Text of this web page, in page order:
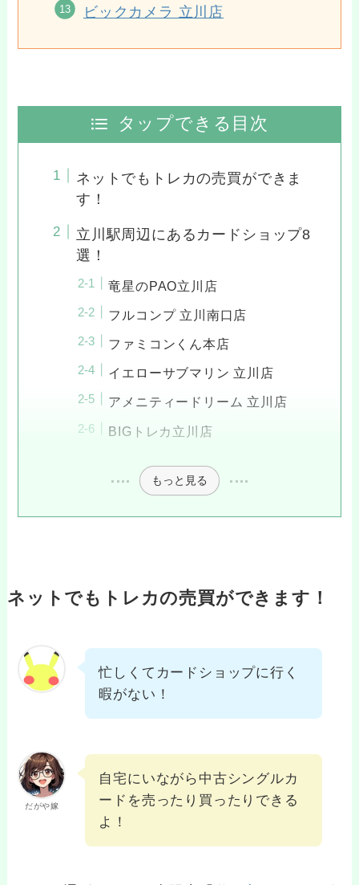
ビックカメラ 立川店
タップできる目次
ネットでもトレカの売買ができま
す！
立川駅周辺にあるカードショップ8
選！
竜星のPAO立川店
フルコンプ 立川南口店
ファミコンくん本店
イエローサブマリン 立川店
アメニティードリーム 立川店
BIGトレカ立川店
もっと見る
ネットでもトレカの売買ができます！
忙しくてカードショップに行く
暇がない！
だがや嫁
自宅にいながら中古シングルカ
ードを売ったり買ったりできる
よ！